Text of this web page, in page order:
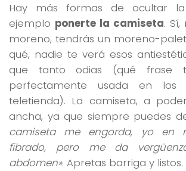
Hay más formas de ocultar
ejemplo ponerte la camiseta.
moreno, tendrás un moreno-
qué, nadie te verá esos
que tanto odias (qué frase
perfectamente usada en los
teletienda). La camiseta, a
ancha, ya que siempre puedes
camiseta me engorda, yo en
fibrado, pero me da
abdomen». Apretas barriga y listos.